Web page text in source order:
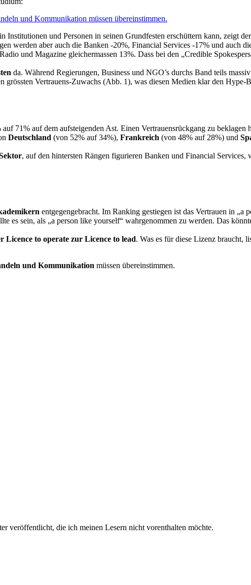
und Kommunikation müssen übereinstimmen.
Institutionen und Personen in seinen Grundfesten erschüttern kann, zeigt
werden aber auch die Banken -20%, Financial Services -17% und auch
und Magazine gleichermassen 13%. Dass bei den „Credible
da. Während Regierungen, Business und NGO’s durchs Band teils
grössten Vertrauens-Zuwachs (Abb. 1), was diesen Medien klar den Hype-
71% auf dem aufsteigenden Ast. Einen Vertrauensrückgang zu
Deutschland (von 52% auf 34%), Frankreich (von 48% auf 28%) und
, auf den hintersten Rängen figurieren Banken und Financial
entgegengebracht. Im Ranking gestiegen ist das Vertrauen in
es sein, als „a person like yourself“ wahrgenommen zu werden. Das
Licence to operate zur Licence to lead. Was es für diese Lizenz braucht,
und Kommunikation müssen übereinstimmen.
veröffentlicht, die ich meinen Lesern nicht vorenthalten möchte.